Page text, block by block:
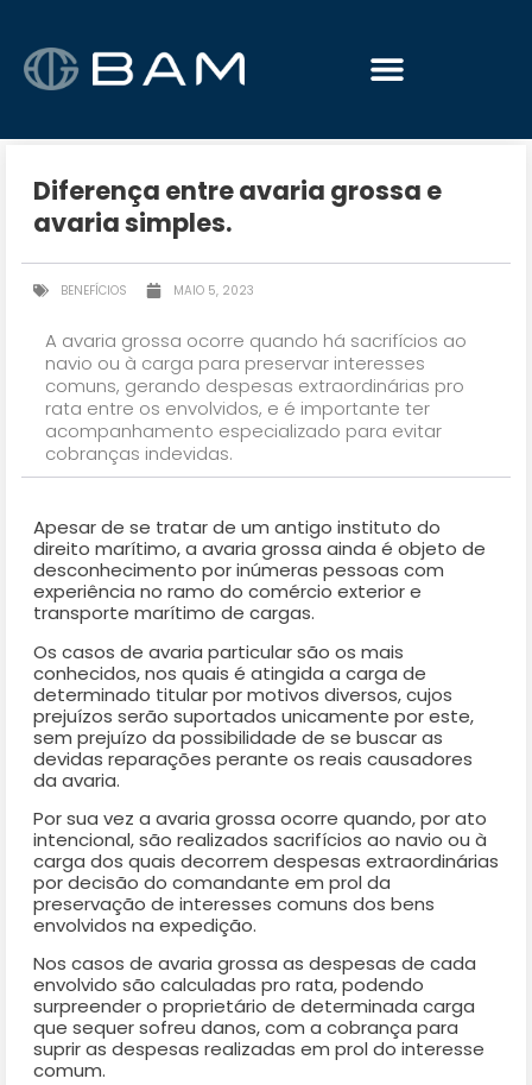
Diferença entre avaria grossa e
avaria simples.
BENEFÍCIOS MAIO 5, 2023
A avaria grossa ocorre quando há sacrifícios ao
navio ou à carga para preservar interesses
comuns, gerando despesas extraordinárias pro
rata entre os envolvidos, e é importante ter
acompanhamento especializado para evitar
cobranças indevidas.
Apesar de se tratar de um antigo instituto do
direito marítimo, a avaria grossa ainda é objeto de
desconhecimento por inúmeras pessoas com
experiência no ramo do comércio exterior e
transporte marítimo de cargas.
Os casos de avaria particular são os mais
conhecidos, nos quais é atingida a carga de
determinado titular por motivos diversos, cujos
prejuízos serão suportados unicamente por este,
sem prejuízo da possibilidade de se buscar as
devidas reparações perante os reais causadores
da avaria.
Por sua vez a avaria grossa ocorre quando, por ato
intencional, são realizados sacrifícios ao navio ou à
carga dos quais decorrem despesas extraordinárias
por decisão do comandante em prol da
preservação de interesses comuns dos bens
envolvidos na expedição.
Nos casos de avaria grossa as despesas de cada
envolvido são calculadas pro rata, podendo
surpreender o proprietário de determinada carga
que sequer sofreu danos, com a cobrança para
suprir as despesas realizadas em prol do interesse
comum.